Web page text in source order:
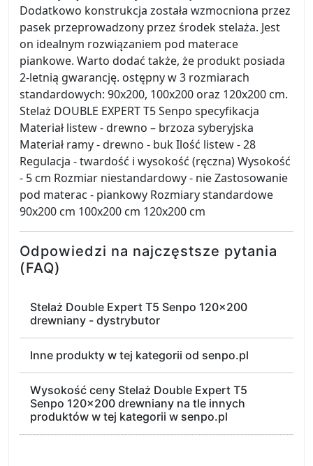
Dodatkowo konstrukcja została wzmocniona przez
pasek przeprowadzony przez środek stelaża. Jest
on idealnym rozwiązaniem pod materace
piankowe. Warto dodać także, że produkt posiada
2-letnią gwarancję. ostępny w 3 rozmiarach
standardowych: 90x200, 100x200 oraz 120x200 cm.
Stelaż DOUBLE EXPERT T5 Senpo specyfikacja
Materiał listew - drewno – brzoza syberyjska
Materiał ramy - drewno - buk Ilość listew - 28
Regulacja - twardość i wysokość (ręczna) Wysokość
- 5 cm Rozmiar niestandardowy - nie Zastosowanie
pod materac - piankowy Rozmiary standardowe
90x200 cm 100x200 cm 120x200 cm
Odpowiedzi na najczęstsze pytania
(FAQ)
Stelaż Double Expert T5 Senpo 120x200
drewniany - dystrybutor
Inne produkty w tej kategorii od senpo.pl
Wysokość ceny Stelaż Double Expert T5
Senpo 120x200 drewniany na tle innych
produktów w tej kategorii w senpo.pl